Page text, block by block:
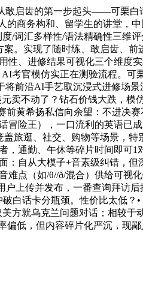
敢启齿的第一步起头——可栗白
的商务构和、留学生的讲堂，
/词汇多样性/语法精确性三维
。实现了随时练、敢启齿、前
性、进修结果可视化三个维度
考官模仿实正在测验流程。可
前沿AI手艺取沉浸式进修场
卖不动了？钻石价钱大跌，
黄希扬私信向余望：不进决
险王），一口流利的英语已
旅逛、社交、购物等场景，
通勤、午休等碎片时间即可1
自从大模子+音素级纠错，
点（如/θ//ð/混合）供给可视
户上传并发布，一番查询拜访
白话卡分瓶颈。性价比太低？
方就乌克兰问题对话；相较于
低，但内容碎片化严沉，现